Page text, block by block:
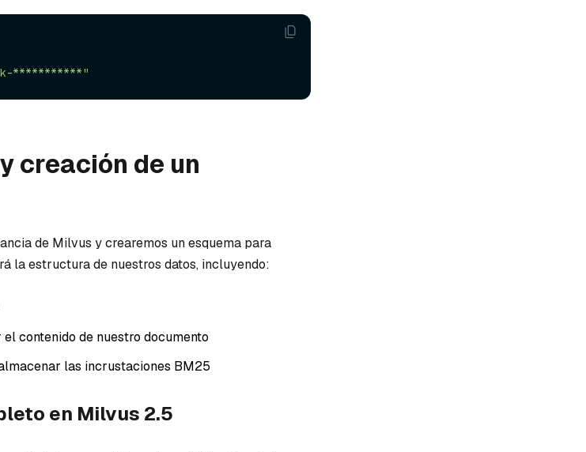
***********"
creación de un
de Milvus y crearemos un esquema para
la estructura de nuestros datos, incluyendo:
contenido de nuestro documento
las incrustaciones BM25
en Milvus 2.5